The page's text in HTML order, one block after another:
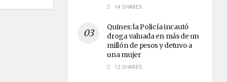
14 SHARES
Quines: la Policía incautó
droga valuada en más de un
millón de pesos y detuvo a
una mujer
12 SHARES